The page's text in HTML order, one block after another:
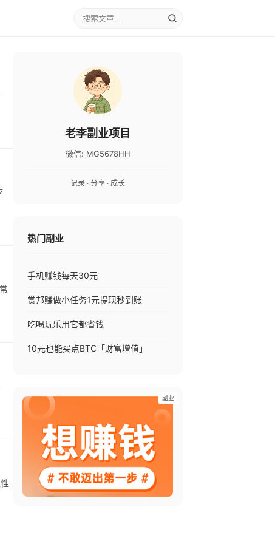
老李副业项目
微信: MG5678HH
记录 · 分享 · 成长
热门副业
手机赚钱每天30元
赏邦赚做小任务1元提现秒到账
吃喝玩乐用它都省钱
10元也能买点BTC「财富增值」
副业